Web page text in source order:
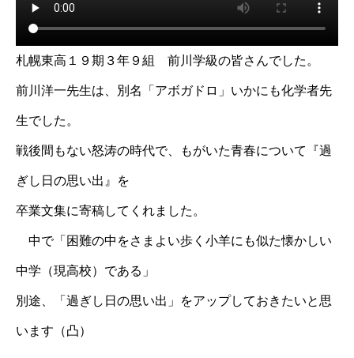
札幌東高１９期３年９組 前川学級の皆さんでした。
前川洋一先生は、別名「アボガドロ」いかにも化学者先
生でした。
戦後間もない怒涛の時代で、もがいた青春について『過
ぎし日の思い出』を
卒業文集に寄稿してくれました。
中で「困難の中をさまよい歩く小羊にも似た懐かしい
中学（現高校）である」
別途、「過ぎし日の思い出」をアップしておきたいと思
います（凸）